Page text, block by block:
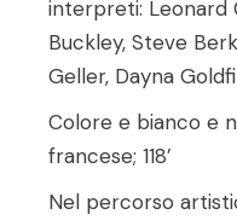
interpreti: Leonard
Buckley, Steve
Geller, Dayna
Colore e bianco e
francese; 118’
Nel percorso